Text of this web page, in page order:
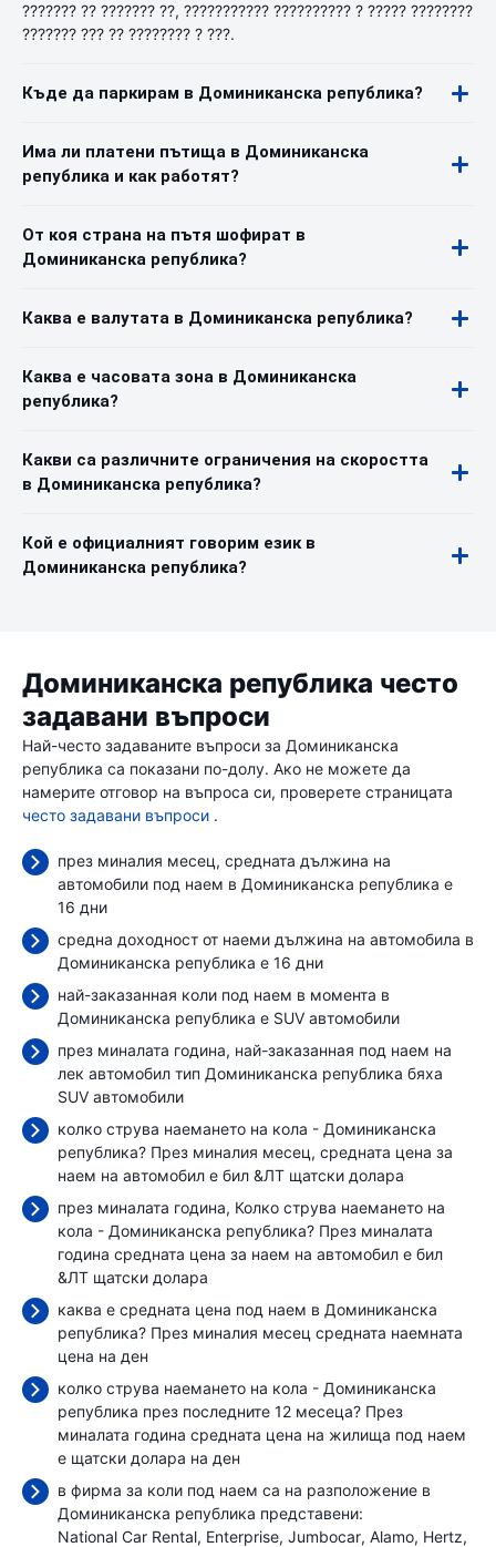
??????? ?? ??????? ??, ??????????? ?????????? ? ????? ????????
??????? ??? ?? ???????? ? ???.
Къде да паркирам в Доминиканска република?
Има ли платени пътища в Доминиканска
република и как работят?
От коя страна на пътя шофират в
Доминиканска република?
Каква е валутата в Доминиканска република?
Каква е часовата зона в Доминиканска
република?
Какви са различните ограничения на скоростта
в Доминиканска република?
Кой е официалният говорим език в
Доминиканска република?
Доминиканска република често
задавани въпроси
Най-често задаваните въпроси за Доминиканска
република са показани по-долу. Ако не можете да
намерите отговор на въпроса си, проверете страницата
често задавани въпроси .
през миналия месец, средната дължина на
автомобили под наем в Доминиканска република е
16 дни
средна доходност от наеми дължина на автомобила в
Доминиканска република е 16 дни
най-заказанная коли под наем в момента в
Доминиканска република е SUV автомобили
през миналата година, най-заказанная под наем на
лек автомобил тип Доминиканска република бяха
SUV автомобили
колко струва наемането на кола - Доминиканска
република? През миналия месец, средната цена за
наем на автомобил е бил &ЛТ щатски долара
през миналата година, Колко струва наемането на
кола - Доминиканска република? През миналата
година средната цена за наем на автомобил е бил
&ЛТ щатски долара
каква е средната цена под наем в Доминиканска
република? През миналия месец средната наемната
цена на ден
колко струва наемането на кола - Доминиканска
република през последните 12 месеца? През
миналата година средната цена на жилища под наем
е щатски долара на ден
в фирма за коли под наем са на разположение в
Доминиканска република представени:
National Car Rental Enterprise Jumbocar Alamo Hertz